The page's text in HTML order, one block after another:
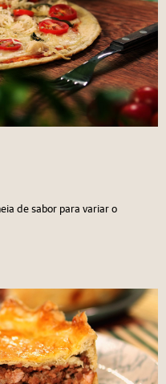
de sabor para variar o